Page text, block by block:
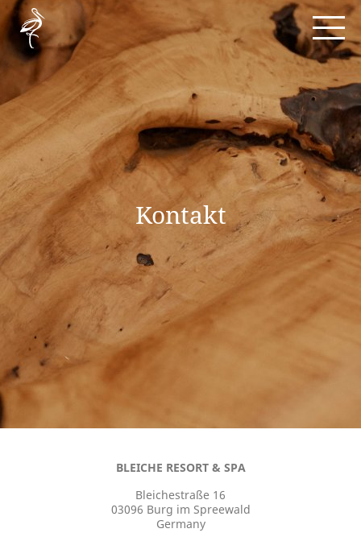
Kontakt
BLEICHE RESORT & SPA
Bleichestraße 16
03096 Burg im Spreewald
Germany